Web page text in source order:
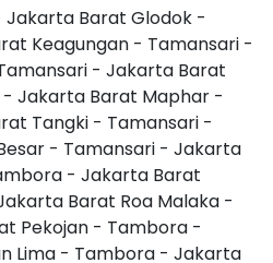
Jakarta Barat Glodok -
Keagungan - Tamansari -
- Jakarta Barat
Jakarta Barat Maphar -
Tangki - Tamansari -
- Tamansari - Jakarta
- Jakarta Barat
Barat Roa Malaka -
Pekojan - Tambora -
Lima - Tambora - Jakarta